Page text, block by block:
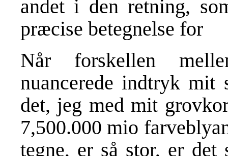
andet i den retning,
præcise betegnelse for
Når forskellen
nuancerede indtryk mit
det, jeg med mit
7,500.000 mio
tegne, er så stor, er